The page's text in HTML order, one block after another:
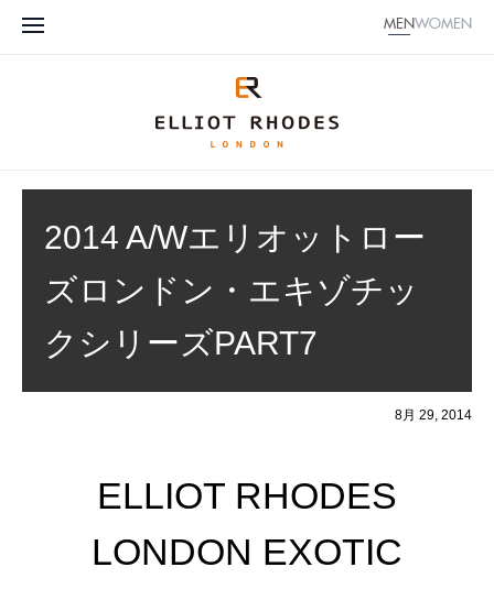
MENWOMEN
2014 A/Wエリオットロー
ズロンドン・エキゾチッ
クシリーズPART7
8月 29, 2014
ELLIOT RHODES
LONDON EXOTIC